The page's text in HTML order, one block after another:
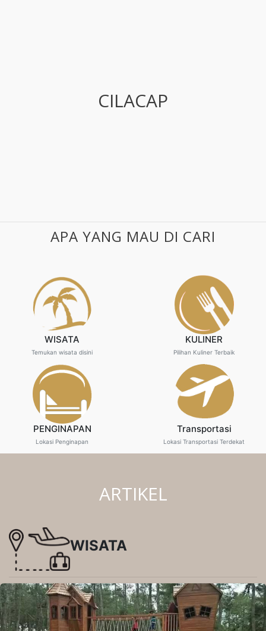
CILACAP
APA YANG MAU DI CARI
WISATA
Temukan wisata disini
KULINER
Pilihan Kuliner Terbaik
PENGINAPAN
Lokasi Penginapan
Transportasi
Lokasi Transportasi Terdekat
ARTIKEL
WISATA